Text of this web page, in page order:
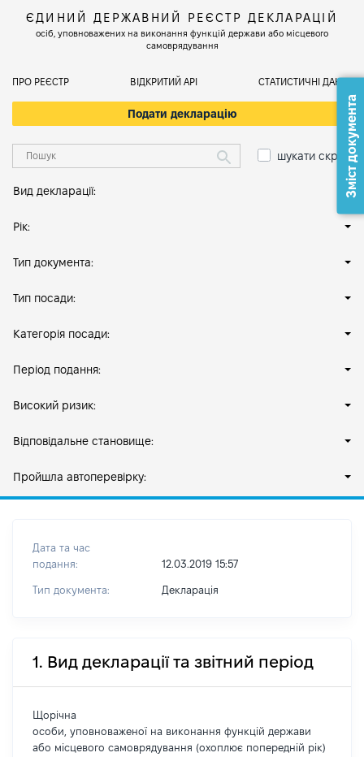
ЄДИНИЙ ДЕРЖАВНИЙ РЕЄСТР ДЕКЛАРАЦІЙ
осіб, уповноважених на виконання функцій держави або місцевого
самоврядування
ПРО РЕЄСТР ВІДКРИТИЙ АРІ СТАТИСТИЧНІ ДАНІ
Подати декларацію
шукати скрізь
Вид декларації:
Рік:
Тип документа:
Тип посади:
Категорія посади:
Період подання:
Високий ризик:
Відповідальне становище:
Пройшла автоперевірку:
Дата та час
подання:
12.03.2019 15:57
Тип документа: Декларація
1. Вид декларації та звітний період
Щорічна
особи, уповноваженої на виконання функцій держави
або місцевого самоврядування (охоплює попередній рік)
Зміст документа